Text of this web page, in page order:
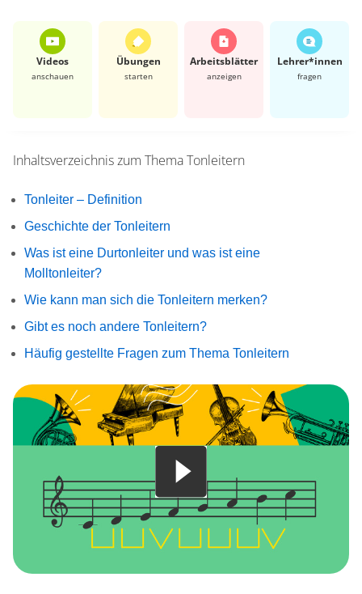
Videos
anschauen
Übungen
starten
Arbeits­blätter
anzeigen
Lehrer*​innen
fragen
Inhaltsverzeichnis zum ThemaTonleitern
Tonleiter – Definition
Geschichte der Tonleitern
Was ist eine Durtonleiter und was ist eine
Molltonleiter?
Wie kann man sich die Tonleitern merken?
Gibt es noch andere Tonleitern?
Häufig gestellte Fragen zum Thema Tonleitern